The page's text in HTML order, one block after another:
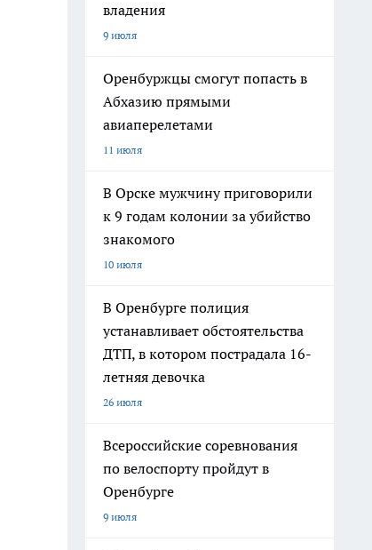
владения
9 июля
Оренбуржцы смогут попасть в
Абхазию прямыми
авиаперелетами
11 июля
В Орске мужчину приговорили
к 9 годам колонии за убийство
знакомого
10 июля
В Оренбурге полиция
устанавливает обстоятельства
ДТП, в котором пострадала 16-
летняя девочка
26 июля
Всероссийские соревнования
по велоспорту пройдут в
Оренбурге
9 июля